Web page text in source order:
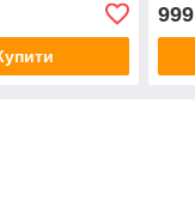
999